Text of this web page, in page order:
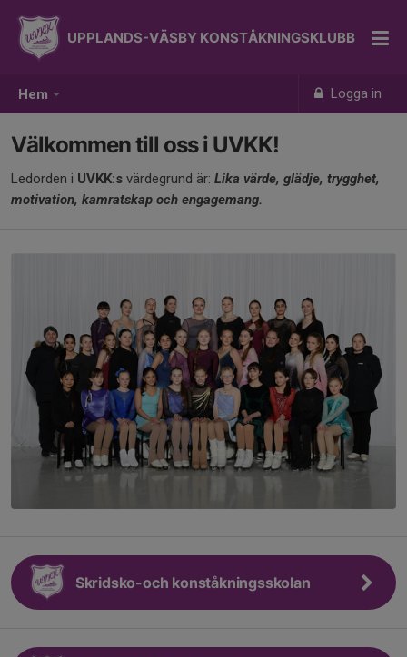
Hem Logga in
UPPLANDS-VÄSBY KONSTÅKNINGSKLUBB
Välkommen till oss i UVKK!
Ledorden i UVKK:s värdegrund är: Lika värde, glädje, trygghet,
motivation, kamratskap och engagemang.
Skridsko-och konståkningsskolan